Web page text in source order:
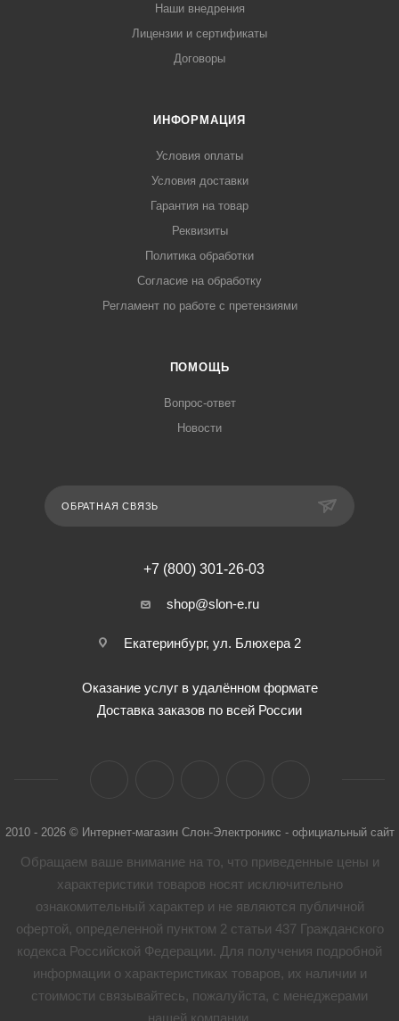
Наши внедрения
Лицензии и сертификаты
Договоры
ИНФОРМАЦИЯ
Условия оплаты
Условия доставки
Гарантия на товар
Реквизиты
Политика обработки
Согласие на обработку
Регламент по работе с претензиями
ПОМОЩЬ
Вопрос-ответ
Новости
ОБРАТНАЯ СВЯЗЬ
+7 (800) 301-26-03
shop@slon-e.ru
Екатеринбург, ул. Блюхера 2
Оказание услуг в удалённом формате
Доставка заказов по всей России
2010 - 2026 © Интернет-магазин Слон-Электроникс - официальный сайт
Обращаем ваше внимание на то, что приведенные цены и
характеристики товaров носят исключительно
ознакомительный характер и не являются публичной
офертой, определенной пунктом 2 статьи 437 Гражданского
кодекса Российской Федерации. Для получения подробной
информации о характеристиках товaров, их наличии и
стоимости связывайтесь, пожалуйста, с менеджерами
нашей компании.